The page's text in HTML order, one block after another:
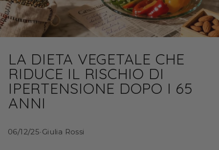
LA DIETA VEGETALE CHE
RIDUCE IL RISCHIO DI
IPERTENSIONE DOPO I 65
ANNI
06/12/25•Giulia Rossi